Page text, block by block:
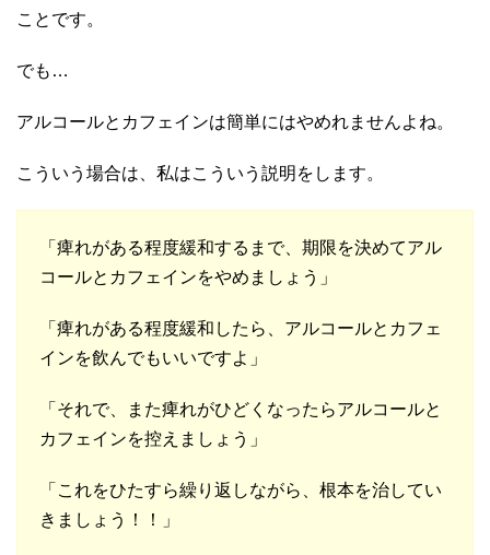
ことです。
でも…
アルコールとカフェインは簡単にはやめれませんよね。
こういう場合は、私はこういう説明をします。
「痺れがある程度緩和するまで、期限を決めてアル
コールとカフェインをやめましょう」
「痺れがある程度緩和したら、アルコールとカフェ
インを飲んでもいいですよ」
「それで、また痺れがひどくなったらアルコールと
カフェインを控えましょう」
「これをひたすら繰り返しながら、根本を治してい
きましょう！！」